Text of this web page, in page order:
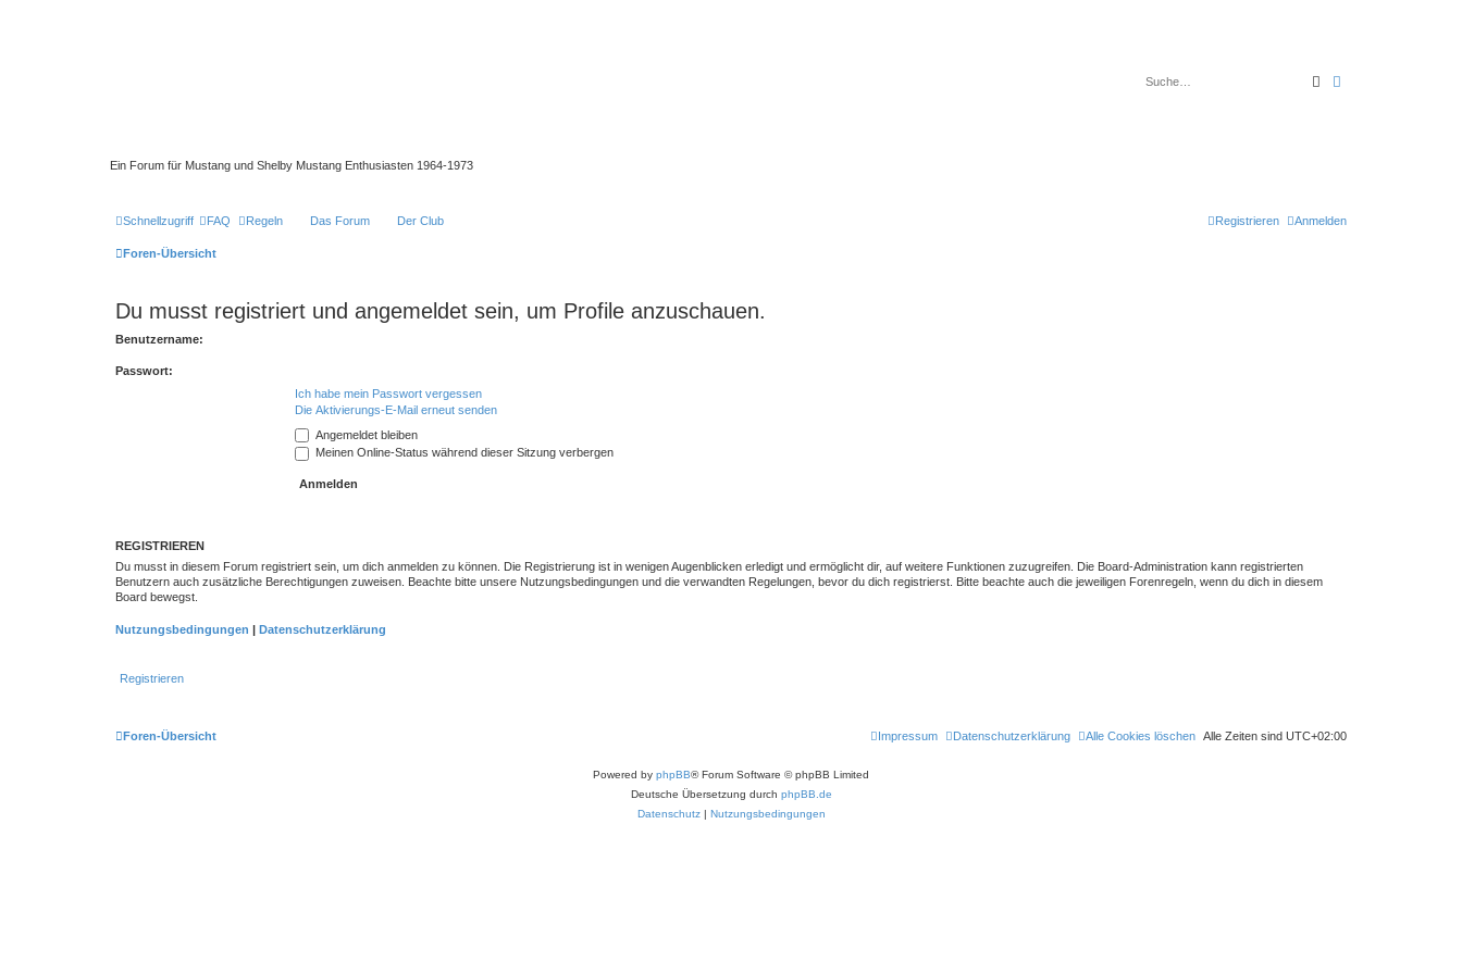
Ein Forum für Mustang und Shelby Mustang Enthusiasten 1964-1973
Suche
Schnellzugriff FAQ Regeln Das Forum Der Club Anmelden
Registrieren
Foren-Übersicht
Du musst registriert und angemeldet sein, um Profile anzuschauen.
Benutzername:
Passwort:
Ich habe mein Passwort vergessen
Die Aktivierungs-E-Mail erneut senden
Angemeldet bleiben
Meinen Online-Status während dieser Sitzung verbergen
REGISTRIEREN
Du musst in diesem Forum registriert sein, um dich anmelden zu können. Die Registrierung ist in wenigen Augenblicken erledigt und ermöglicht dir, auf weitere Funktionen zuzugreifen. Die Board-Administration kann registrierten
Benutzern auch zusätzliche Berechtigungen zuweisen. Beachte bitte unsere Nutzungsbedingungen und die verwandten Regelungen, bevor du dich registrierst. Bitte beachte auch die jeweiligen Forenregeln, wenn du dich in diesem
Board bewegst.
Nutzungsbedingungen Datenschutzerklärung
Registrieren
Foren-Übersicht Alle Zeiten sind UTC+02:00
Alle Cookies löschen
Datenschutzerklärung
Impressum
Powered by phpBB® Forum Software © phpBB Limited
Deutsche Übersetzung durch phpBB.de
Datenschutz| Nutzungsbedingungen